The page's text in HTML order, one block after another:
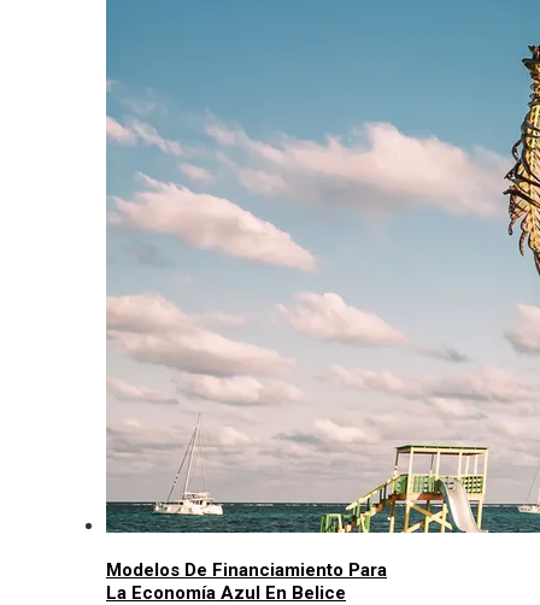
Modelos De Financiamiento Para
La Economía Azul En Belice